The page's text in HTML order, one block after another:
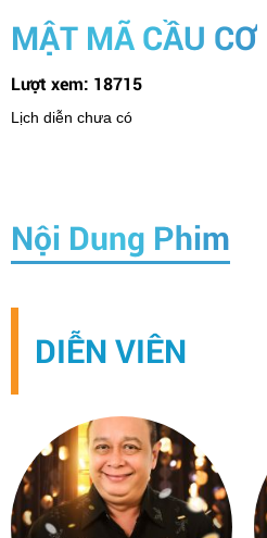
MẬT MÃ CẦU CƠ
Lượt xem: 18715
Lịch diễn chưa có
Nội Dung Phim
DIỄN VIÊN